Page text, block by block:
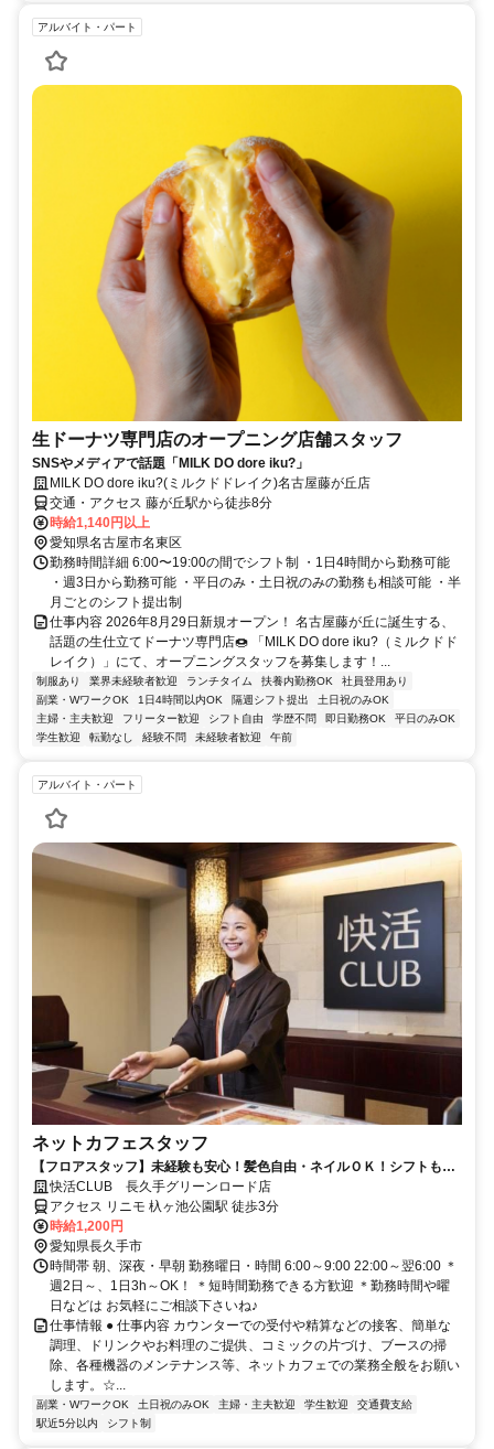
アルバイト・パート
生ドーナツ専門店のオープニング店舗スタッフ
SNSやメディアで話題「MILK DO dore iku?」
MILK DO dore iku?(ミルクドドレイク)名古屋藤が丘店
交通・アクセス 藤が丘駅から徒歩8分
時給1,140円以上
愛知県名古屋市名東区
勤務時間詳細 6:00〜19:00の間でシフト制 ・1日4時間から勤務可能
・週3日から勤務可能 ・平日のみ・土日祝のみの勤務も相談可能 ・半
月ごとのシフト提出制
仕事内容 2026年8月29日新規オープン！ 名古屋藤が丘に誕生する、
話題の生仕立てドーナツ専門店🍩 「MILK DO dore iku?（ミルクドド
レイク）」にて、オープニングスタッフを募集します！...
制服あり 業界未経験者歓迎 ランチタイム 扶養内勤務OK
社員登用あり
副業・WワークOK
1日4時間以内OK 隔週シフト提出
土日祝のみOK
主婦・主夫歓迎
フリーター歓迎 シフト自由 学歴不問 即日勤務OK
平日のみOK
学生歓迎
転勤なし 経験不問 未経験者歓迎 午前
アルバイト・パート
ネットカフェスタッフ
【フロアスタッフ】未経験も安心！髪色自由・ネイルＯＫ！シフトも柔
軟！快活CLUB 長久手グリーンロード店
アクセス リニモ 杁ヶ池公園駅 徒歩3分
時給1,200円
愛知県長久手市
時間帯 朝、深夜・早朝 勤務曜日・時間 6:00～9:00 22:00～翌6:00 ＊
週2日～、1日3h～OK！ ＊短時間勤務できる方歓迎 ＊勤務時間や曜
日などは お気軽にご相談下さいね♪
仕事情報 ● 仕事内容 カウンターでの受付や精算などの接客、簡単な
調理、ドリンクやお料理のご提供、コミックの片づけ、ブースの掃
除、各種機器のメンテナンス等、ネットカフェでの業務全般をお願い
します。☆...
副業・WワークOK 土日祝のみOK 主婦・主夫歓迎 学生歓迎
交通費支給
駅近5分以内
シフト制